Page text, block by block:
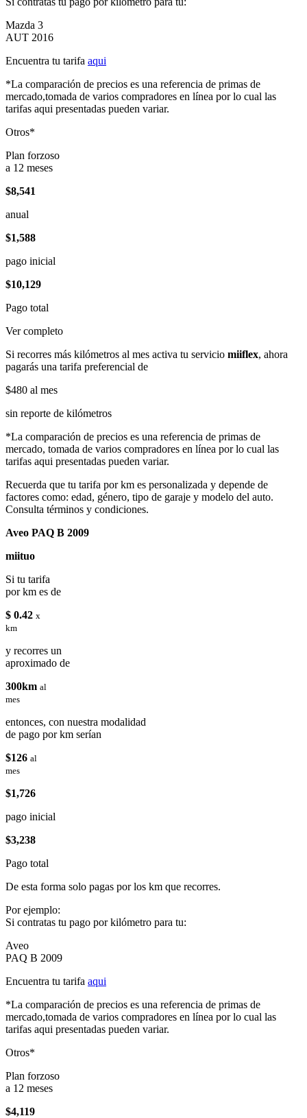
Mazda 3
AUT 2016
Encuentra tu tarifa aqui
*La comparación de precios es una referencia de primas de
mercado,tomada de varios compradores en línea por lo cual las
tarifas aqui presentadas pueden variar.
Otros*
Plan forzoso
a 12 meses
$8,541
anual
$1,588
pago inicial
$10,129
Pago total
Ver completo
Si recorres más kilómetros al mes activa tu servicio miiflex, ahora
pagarás una tarifa preferencial de
$480 al mes
sin reporte de kilómetros
*La comparación de precios es una referencia de primas de
mercado, tomada de varios compradores en línea por lo cual las
tarifas aqui presentadas pueden variar.
Recuerda que tu tarifa por km es personalizada y depende de
factores como: edad, género, tipo de garaje y modelo del auto.
Consulta términos y condiciones.
Aveo PAQ B 2009
miituo
Si tu tarifa
por km es de
$ 0.42 x
km
y recorres un
aproximado de
300km al
mes
entonces, con nuestra modalidad
de pago por km serían
$126 al
mes
$1,726
pago inicial
$3,238
Pago total
De esta forma solo pagas por los km que recorres.
Por ejemplo:
Si contratas tu pago por kilómetro para tu:
Aveo
PAQ B 2009
Encuentra tu tarifa aqui
*La comparación de precios es una referencia de primas de
mercado,tomada de varios compradores en línea por lo cual las
tarifas aqui presentadas pueden variar.
Otros*
Plan forzoso
a 12 meses
$4,119